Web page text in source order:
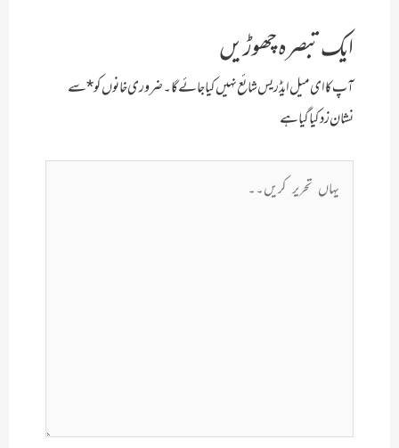
ایک تبصرہ چھوڑیں
آپ کا ای میل ایڈریس شائع نہیں کیا جائے گا۔ضروری خانوں کو*سے
نشان زد کیا گیا ہے
تحریر